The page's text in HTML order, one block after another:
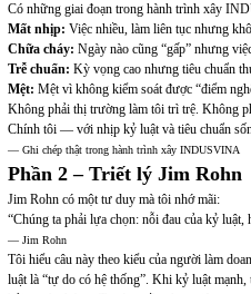
Có những giai đoạn trong hành trình xây
Mất nhịp: Việc nhiều, làm liên tục nhưng
Chữa cháy: Ngày nào cũng “gấp” nhưng
Trễ chuẩn: Kỳ vọng cao nhưng tiêu chuẩn
Mệt: Mệt vì không kiểm soát được “điểm
Không phải thị trường làm tôi trì trệ. Không
Chính tôi — với nhịp kỷ luật và tiêu chuẩn
— Ghi chép thật trong hành trình xây INDUSVINA
Phần 2 – Triết lý Jim Rohn
Jim Rohn có một tư duy mà tôi nhớ mãi:
“Chúng ta phải lựa chọn: nỗi đau của kỷ luật,
— Jim Rohn
Tôi hiểu câu này theo kiểu của người làm
luật là “tự do có hệ thống”. Khi kỷ luật